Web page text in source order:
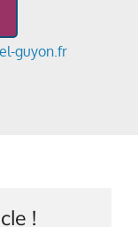
guyon.fr
!